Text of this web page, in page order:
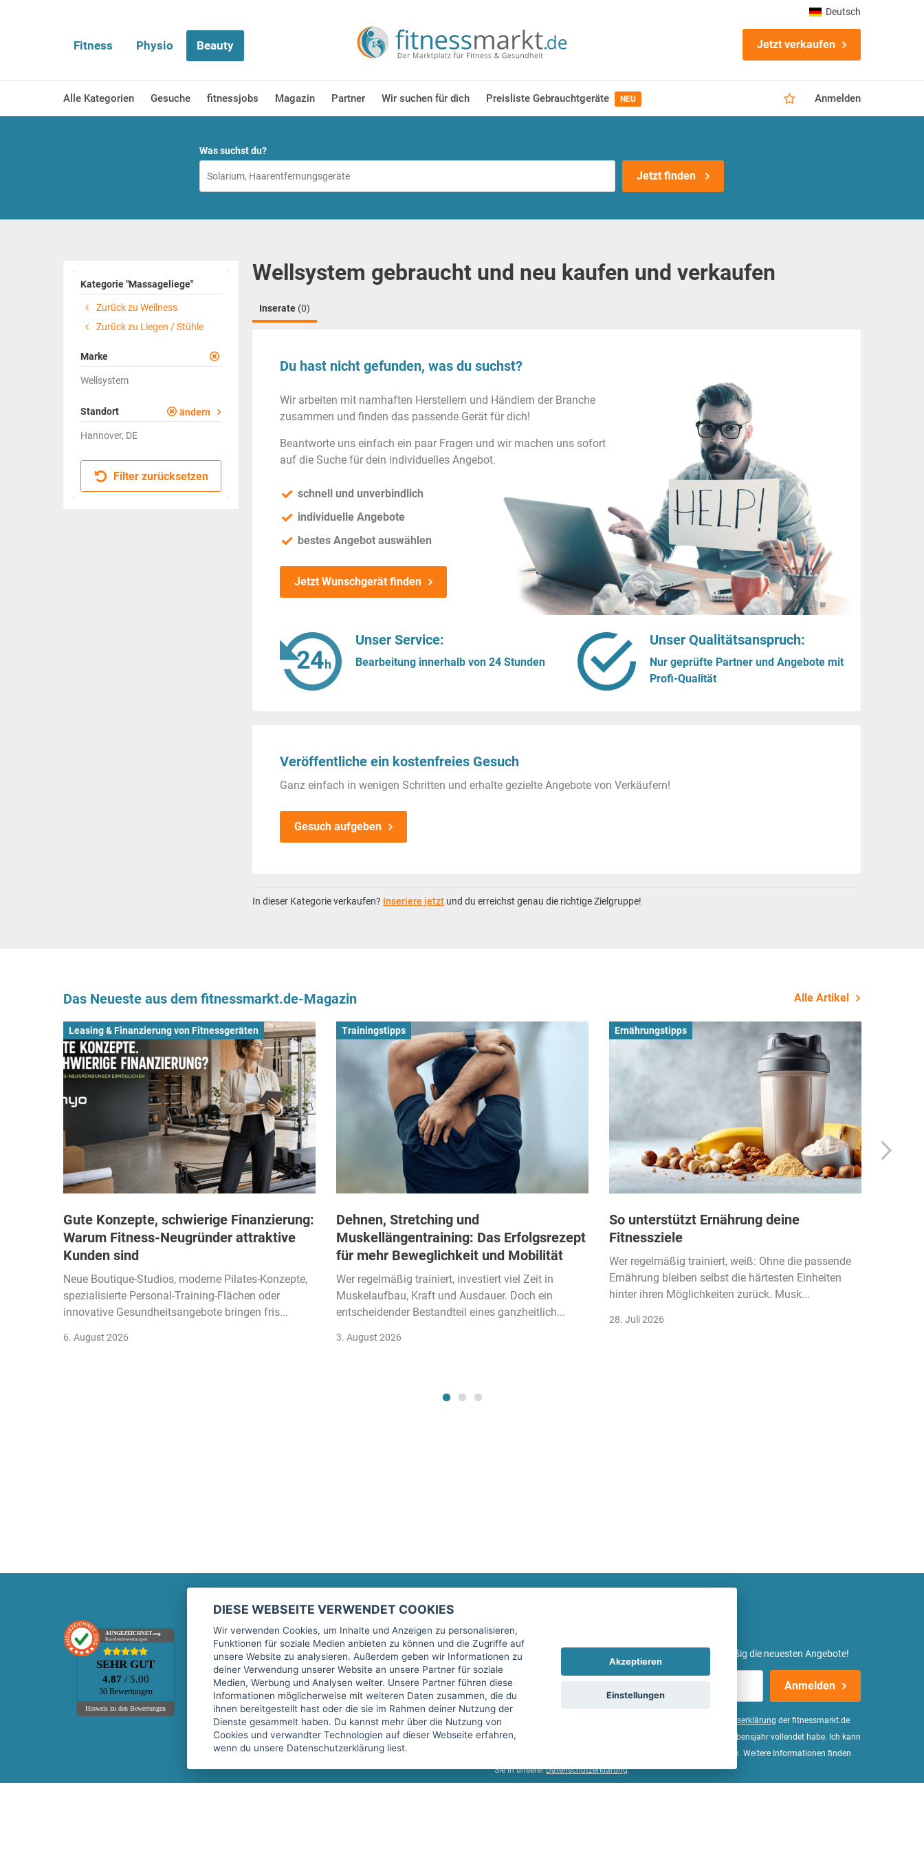
Fitness Physio Beauty Jetzt verkaufen
Alle Kategorien Gesuche fitnessjobs Magazin Partner Wir suchen für dich Preisliste Gebrauchtgeräte NEU Anmelden
Deutsch
Was suchst du?
Jetzt finden
Kategorie "Massageliege"
Zurück zu Wellness
Zurück zu Liegen / Stühle
Marke
Wellsystem
Standort ändern
Hannover, DE
Filter zurücksetzen
Wellsystem gebraucht und neu kaufen und verkaufen
Inserate (0)
Du hast nicht gefunden, was du suchst?
Wir arbeiten mit namhaften Herstellern und Händlern der Branche
zusammen und finden das passende Gerät für dich!
Beantworte uns einfach ein paar Fragen und wir machen uns sofort
auf die Suche für dein individuelles Angebot.
schnell und unverbindlich
individuelle Angebote
bestes Angebot auswählen
Jetzt Wunschgerät finden
Unser Service:
Bearbeitung innerhalb von 24 Stunden
Unser Qualitätsanspruch:
Nur geprüfte Partner und Angebote mit
Profi-Qualität
Veröffentliche ein kostenfreies Gesuch
Ganz einfach in wenigen Schritten und erhalte gezielte Angebote von Verkäufern!
Gesuch aufgeben
In dieser Kategorie verkaufen? Inseriere jetzt und du erreichst genau die richtige Zielgruppe!
Das Neueste aus dem fitnessmarkt.de-Magazin Alle Artikel
Leasing & Finanzierung von Fitnessgeräten
Gute Konzepte, schwierige Finanzierung:
Warum Fitness-Neugründer attraktive
Kunden sind
Neue Boutique-Studios, moderne Pilates-Konzepte,
spezialisierte Personal-Training-Flächen oder
innovative Gesundheitsangebote bringen fris...
6. August 2026
Trainingstipps
Dehnen, Stretching und
Muskellängentraining: Das Erfolgsrezept
für mehr Beweglichkeit und Mobilität
Wer regelmäßig trainiert, investiert viel Zeit in
Muskelaufbau, Kraft und Ausdauer. Doch ein
entscheidender Bestandteil eines ganzheitlich...
3. August 2026
Ernährungstipps
So unterstützt Ernährung deine
Fitnessziele
Wer regelmäßig trainiert, weiß: Ohne die passende
Ernährung bleiben selbst die härtesten Einheiten
hinter ihren Möglichkeiten zurück. Musk...
28. Juli 2026
AUSGEZEICHNET.org
Kundenbewertungen
SEHR GUT
4.87 / 5.00
30 Bewertungen
Hinweis zu den Bewertungen
Marktplatz
Kontakt
Preise Marktplatz
FAQ Marktplatz
Über uns
Werbebuchungen
Rechtliches
Impressum
AGB
Datenschutz
Sicherheit
Top-Inserat kündigen
fitnessmarkt.de Newsletter
Trage dich hier für unseren Newsletter ein und erhalte regelmäßig die neuesten Angebote!
Anmelden
Ich stimme der Verarbeitung meiner Daten, wie in der Einwilligungserklärung der fitnessmarkt.de
services GmbH beschrieben, zu und bestätige, dass ich das 16. Lebensjahr vollendet habe. Ich kann
diese Einwilligung jederzeit mit Wirkung für die Zukunft widerrufen. Weitere Informationen finden
Sie in unsererDatenschutzerklärung.
DIESE WEBSEITE VERWENDET COOKIES
Wir verwenden Cookies, um Inhalte und Anzeigen zu personalisieren,
Funktionen für soziale Medien anbieten zu können und die Zugriffe auf
unsere Website zu analysieren. Außerdem geben wir Informationen zu
deiner Verwendung unserer Website an unsere Partner für soziale
Medien, Werbung und Analysen weiter. Unsere Partner führen diese
Informationen möglicherweise mit weiteren Daten zusammen, die du
ihnen bereitgestellt hast oder die sie im Rahmen deiner Nutzung der
Dienste gesammelt haben. Du kannst mehr über die Nutzung von
Cookies und verwandter Technologien auf dieser Webseite erfahren,
wenn du unsere Datenschutzerklärung liest.
Akzeptieren
Einstellungen